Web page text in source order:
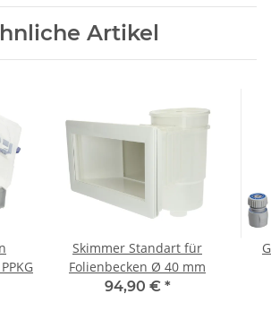
Artikel
Skimmer Standart für
Folienbecken Ø 40 mm
94,90 € *